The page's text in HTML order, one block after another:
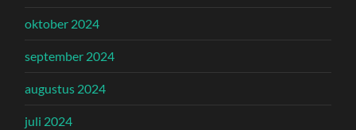
oktober 2024
september 2024
augustus 2024
juli 2024